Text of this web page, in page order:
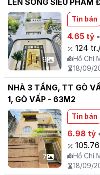
LÊN SÓNG SIÊU PHẨM
9
Tin bán
4.65 tỷ •
124
Hồ Chí
18/09/
NHÀ 3 TẦNG, TT GÒ
1, GÒ VẤP - 63M2
7
Tin bán
6.98 tỷ
Hồ Chí
18/09/